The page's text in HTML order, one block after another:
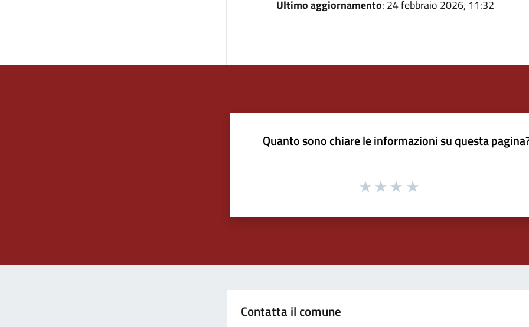
Ultimo aggiornamento: 24 febbraio 2026, 11:32
Quanto sono chiare le informazioni su questa
Contatta il comune